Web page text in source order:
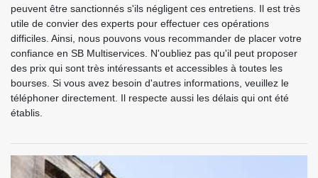
peuvent être sanctionnés s'ils négligent ces entretiens. Il est très
utile de convier des experts pour effectuer ces opérations
difficiles. Ainsi, nous pouvons vous recommander de placer votre
confiance en SB Multiservices. N'oubliez pas qu'il peut proposer
des prix qui sont très intéressants et accessibles à toutes les
bourses. Si vous avez besoin d'autres informations, veuillez le
téléphoner directement. Il respecte aussi les délais qui ont été
établis.